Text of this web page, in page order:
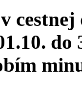
cestnej
do